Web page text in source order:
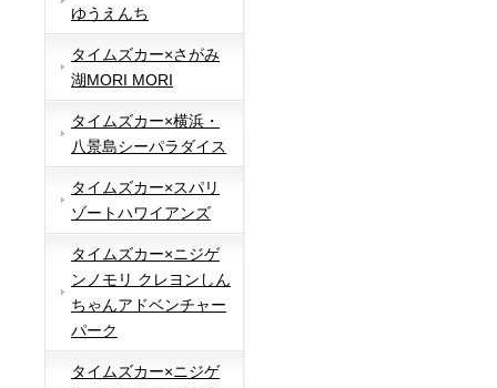
ゆうえんち
タイムズカー×さがみ
湖MORI MORI
タイムズカー×横浜・
八景島シーパラダイス
タイムズカー×スパリ
ゾートハワイアンズ
タイムズカー×ニジゲ
ンノモリ クレヨンしん
ちゃんアドベンチャー
パーク
タイムズカー×ニジゲ